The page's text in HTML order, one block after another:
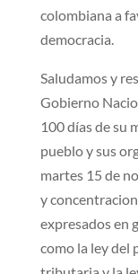
colombiana a
democracia.
Saludamos y
Gobierno
100 días de su
pueblo y sus
martes 15 de
y
expresados en
como la ley del